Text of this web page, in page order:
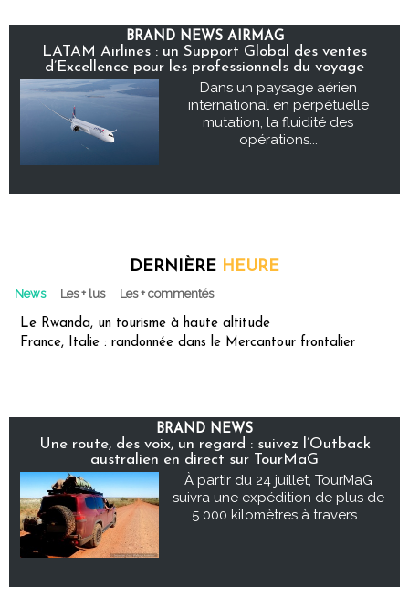
BRAND NEWS AIRMAG
LATAM Airlines : un Support Global des ventes
d’Excellence pour les professionnels du voyage
Dans un paysage aérien
international en perpétuelle
mutation, la fluidité des
opérations...
DERNIÈRE HEURE
News Les + lus Les + commentés
Le Rwanda, un tourisme à haute altitude
France, Italie : randonnée dans le Mercantour frontalier
BRAND NEWS
Une route, des voix, un regard : suivez l’Outback
australien en direct sur TourMaG
À partir du 24 juillet, TourMaG
suivra une expédition de plus de
5 000 kilomètres à travers...